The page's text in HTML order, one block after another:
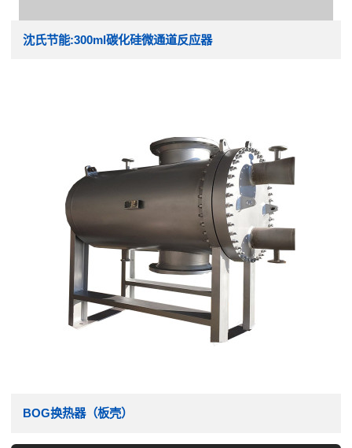
沈氏节能:300ml碳化硅微通道反应器
BOG换热器（板壳）